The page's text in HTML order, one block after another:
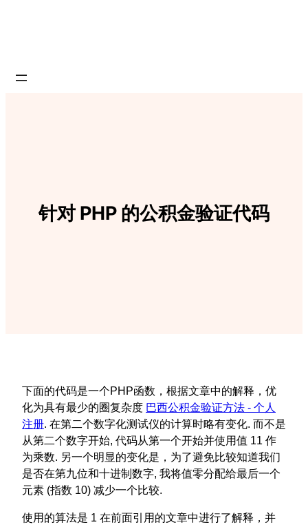
针对 PHP 的公积金验证代码
下面的代码是一个PHP函数，根据文章中的解释，优
化为具有最少的圈复杂度 巴西公积金验证方法 - 个人
注册. 在第二个数字化测试仪的计算时略有变化. 而不是
从第二个数字开始, 代码从第一个开始并使用值 11 作
为乘数. 另一个明显的变化是，为了避免比较知道我们
是否在第九位和十进制数字, 我将值零分配给最后一个
元素 (指数 10) 减少一个比较.
使用的算法是 1 在前面引用的文章中进行了解释，并